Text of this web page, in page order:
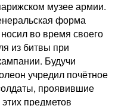
музее армии.
форма
во время своего
из битвы при
Будучи
учредил почётное
проявившие
предметов